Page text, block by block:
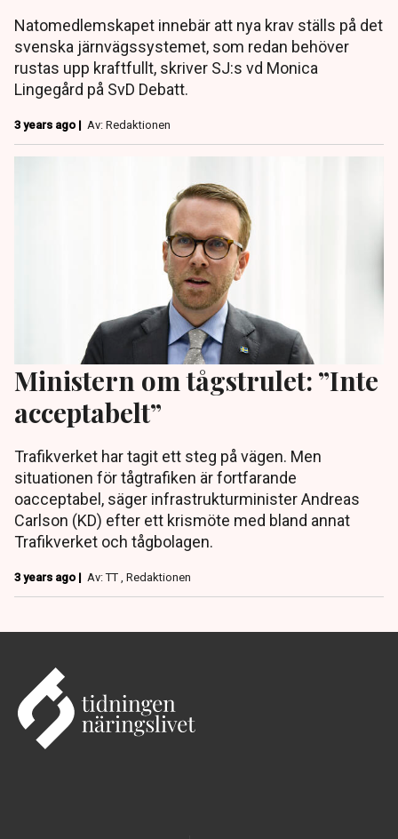
Natomedlemskapet innebär att nya krav ställs på det
svenska järnvägssystemet, som redan behöver
rustas upp kraftfullt, skriver SJ:s vd Monica
Lingegård på SvD Debatt.
3 years ago | Av: Redaktionen
Ministern om tågstrulet: ”Inte
acceptabelt”
Trafikverket har tagit ett steg på vägen. Men
situationen för tågtrafiken är fortfarande
oacceptabel, säger infrastrukturminister Andreas
Carlson (KD) efter ett krismöte med bland annat
Trafikverket och tågbolagen.
3 years ago | Av: TT , Redaktionen